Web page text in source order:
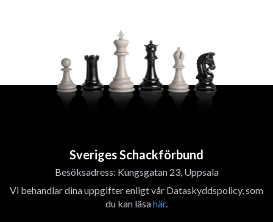
Sveriges Schackförbund
Besöksadress: Kungsgatan 23, Uppsala
Vi behandlar dina uppgifter enligt vår Dataskyddspolicy, som
du kan läsahär.